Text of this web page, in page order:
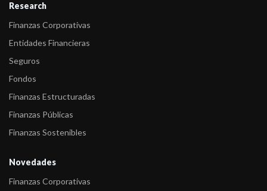
Research
Finanzas Corporativas
Entidades Financieras
Seguros
Fondos
Finanzas Estructuradas
Finanzas Públicas
Finanzas Sostenibles
Novedades
Finanzas Corporativas